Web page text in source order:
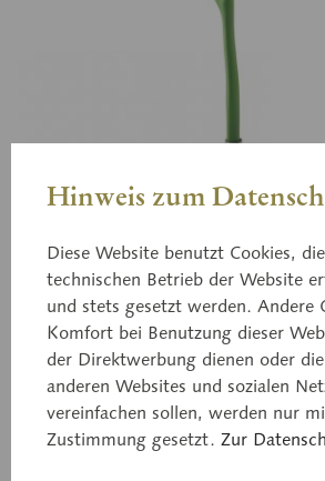
BoS 15/15
Hinweis zum
Diese Website benutzt Cookies,
technischen Betrieb der Website
und stets gesetzt werden. Andere
Komfort bei Benutzung dieser
der Direktwerbung dienen oder
anderen Websites und sozialen
vereinfachen sollen, werden nur
Zustimmung gesetzt. Zur